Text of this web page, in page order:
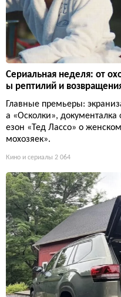
Сериальная неделя: от
ы рептилий и
Главные премьеры:
а «Осколки»,
езон «Тед Лассо» о
мохозяек».
Кино и сериалы 2 064